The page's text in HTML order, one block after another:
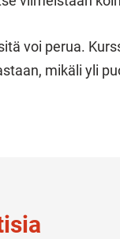
voi perua.
mikäli yli